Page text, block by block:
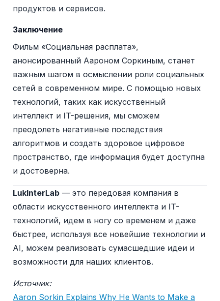
продуктов и сервисов.
Заключение
Фильм «Социальная расплата»,
анонсированный Аароном Соркиным, станет
важным шагом в осмыслении роли социальных
сетей в современном мире. С помощью новых
технологий, таких как искусственный
интеллект и IT-решения, мы сможем
преодолеть негативные последствия
алгоритмов и создать здоровое цифровое
пространство, где информация будет доступна
и достоверна.
LukInterLab — это передовая компания в
области искусственного интеллекта и IT-
технологий, идем в ногу со временем и даже
быстрее, используя все новейшие технологии и
AI, можем реализовать сумасшедшие идеи и
возможности для наших клиентов.
Источник:
Aaron Sorkin Explains Why He Wants to Make a